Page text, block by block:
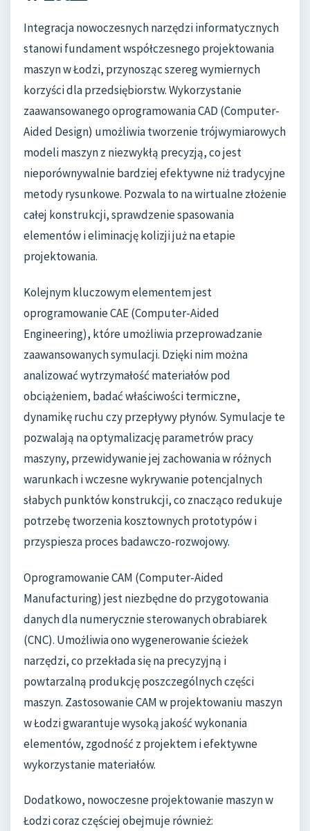
Integracja nowoczesnych narzędzi informatycznych
stanowi fundament współczesnego projektowania
maszyn w Łodzi, przynosząc szereg wymiernych
korzyści dla przedsiębiorstw. Wykorzystanie
zaawansowanego oprogramowania CAD (Computer-
Aided Design) umożliwia tworzenie trójwymiarowych
modeli maszyn z niezwykłą precyzją, co jest
nieporównywalnie bardziej efektywne niż tradycyjne
metody rysunkowe. Pozwala to na wirtualne złożenie
całej konstrukcji, sprawdzenie spasowania
elementów i eliminację kolizji już na etapie
projektowania.
Kolejnym kluczowym elementem jest
oprogramowanie CAE (Computer-Aided
Engineering), które umożliwia przeprowadzanie
zaawansowanych symulacji. Dzięki nim można
analizować wytrzymałość materiałów pod
obciążeniem, badać właściwości termiczne,
dynamikę ruchu czy przepływy płynów. Symulacje te
pozwalają na optymalizację parametrów pracy
maszyny, przewidywanie jej zachowania w różnych
warunkach i wczesne wykrywanie potencjalnych
słabych punktów konstrukcji, co znacząco redukuje
potrzebę tworzenia kosztownych prototypów i
przyspiesza proces badawczo-rozwojowy.
Oprogramowanie CAM (Computer-Aided
Manufacturing) jest niezbędne do przygotowania
danych dla numerycznie sterowanych obrabiarek
(CNC). Umożliwia ono wygenerowanie ścieżek
narzędzi, co przekłada się na precyzyjną i
powtarzalną produkcję poszczególnych części
maszyn. Zastosowanie CAM w projektowaniu maszyn
w Łodzi gwarantuje wysoką jakość wykonania
elementów, zgodność z projektem i efektywne
wykorzystanie materiałów.
Dodatkowo, nowoczesne projektowanie maszyn w
Łodzi coraz częściej obejmuje również: